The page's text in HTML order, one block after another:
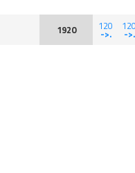
1920 120
->. ->.